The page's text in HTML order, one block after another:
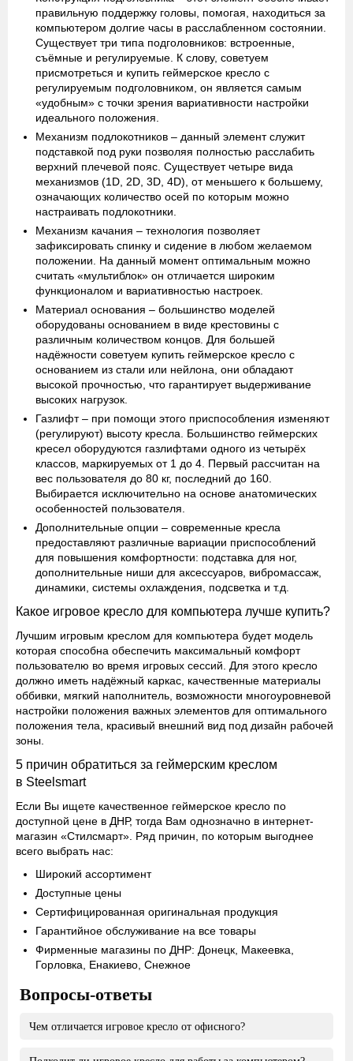
правильную поддержку головы, помогая, находиться за
компьютером долгие часы в расслабленном состоянии.
Существует три типа подголовников: встроенные,
съёмные и регулируемые. К слову, советуем
присмотреться и купить геймерское кресло с
регулируемым подголовником, он является самым
«удобным» с точки зрения вариативности настройки
идеального положения.
Механизм подлокотников – данный элемент служит
подставкой под руки позволяя полностью расслабить
верхний плечевой пояс. Существует четыре вида
механизмов (1D, 2D, 3D, 4D), от меньшего к большему,
означающих количество осей по которым можно
настраивать подлокотники.
Механизм качания – технология позволяет
зафиксировать спинку и сидение в любом желаемом
положении. На данный момент оптимальным можно
считать «мультиблок» он отличается широким
функционалом и вариативностью настроек.
Материал основания – большинство моделей
оборудованы основанием в виде крестовины с
различным количеством концов. Для большей
надёжности советуем купить геймерское кресло с
основанием из стали или нейлона, они обладают
высокой прочностью, что гарантирует выдерживание
высоких нагрузок.
Газлифт– при помощи этого приспособления изменяют
(регулируют) высоту кресла. Большинство геймерских
кресел оборудуются газлифтами одного из четырёх
классов, маркируемых от 1 до 4. Первый рассчитан на
вес пользователя до 80 кг, последний до 160.
Выбирается исключительно на основе анатомических
особенностей пользователя.
Дополнительные опции – современные кресла
предоставляют различные вариации приспособлений
для повышения комфортности: подставка для ног,
дополнительные ниши для аксессуаров, вибромассаж,
динамики, системы охлаждения, подсветка и т.д.
Какое игровое кресло для компьютера лучше купить?
Лучшим игровым креслом для компьютера будет модель
которая способна обеспечить максимальный комфорт
пользователю во время игровых сессий. Для этого кресло
должно иметь надёжный каркас, качественные материалы
оббивки, мягкий наполнитель, возможности многоуровневой
настройки положения важных элементов для оптимального
положения тела, красивый внешний вид под дизайн рабочей
зоны.
5 причин обратиться за геймерским креслом
в Steelsmart
Если Вы ищете качественное геймерское кресло по
доступной цене в ДНР, тогда Вам однозначно в интернет-
магазин «Стилсмарт». Ряд причин, по которым выгоднее
всего выбрать нас:
Широкий ассортимент
Доступные цены
Сертифицированная оригинальная продукция
Гарантийное обслуживание на все товары
Фирменные магазины по ДНР: Донецк, Макеевка,
Горловка, Енакиево, Снежное
Вопросы-ответы
Чем отличается игровое кресло от офисного?